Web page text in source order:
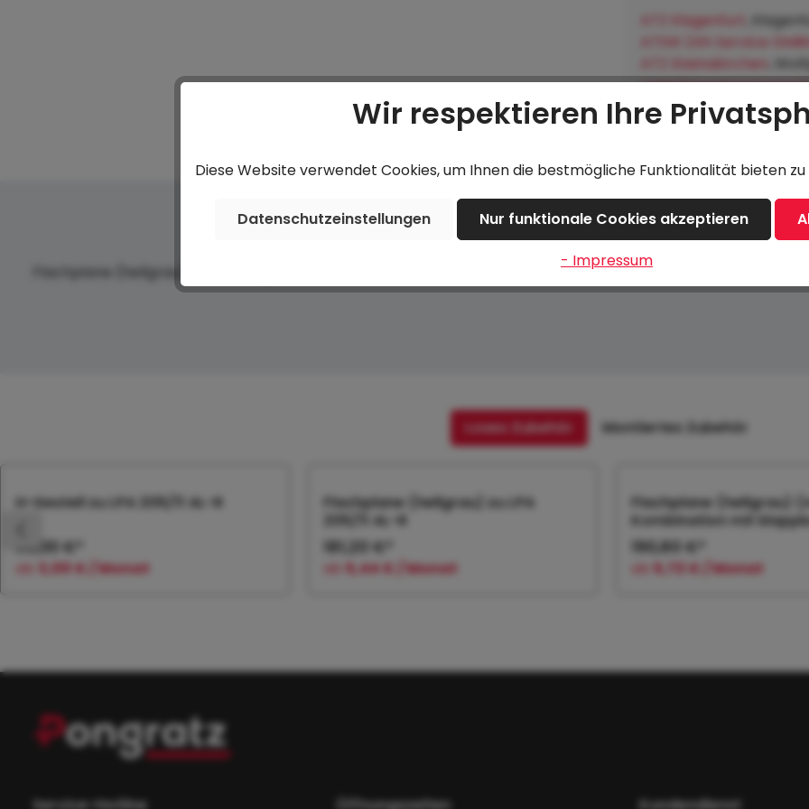
ATZ Klagenfurt ,
ATSW 24h Service GMBH
ATZ Steinakirchen
,
Hofkirchen an der
Beschreibung Bewertungen
Flachplane (hellgrau) zu LPA 205/11 AL-R
Loses Zubehör Montiertes Zubehör
Produktgalerie überspringen
H-Gestell zu LPA 205/11 AL-R
90,00 €*
ab 3,00 € / Monat
Flachplane (hellgrau) zu LPA
205/11 AL-R
181,20 €*
ab 5,44 € / Monat
Flachplane (hellgrau)
Kombination mit
Vorderwand) zu
190,80 €*
ab 5,72 € / Monat
Wir respektieren Ihre
Diese Website verwendet Cookies, um Ihnen die bestmögliche Funktionalität bieten zu
Datenschutzeinstellungen Nur funktionale Cookies akzeptieren
- Impressum